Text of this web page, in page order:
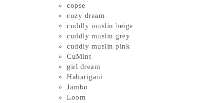
copse
cozy dream
cuddly muslin beige
cuddly muslin grey
cuddly muslin pink
CuMint
girl dream
Habarigani
Jambo
Loom